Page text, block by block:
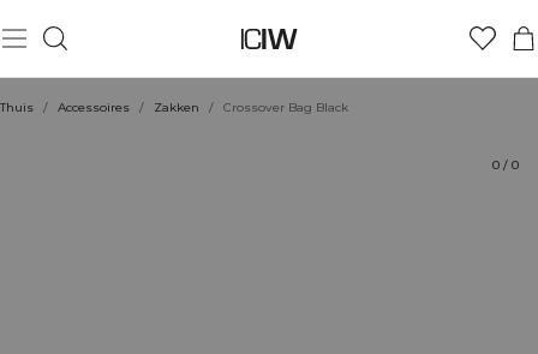
Thuis / Accessoires / Zakken / Crossover Bag Black
0 / 0